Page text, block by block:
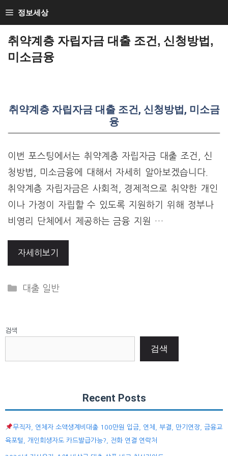
Skip
to
content
정보세상
취약계층 자립자금 대출 조건, 신청방법,
미소금융
취약계층 자립자금 대출 조건, 신청방법, 미소금
융
이번 포스팅에서는 취약계층 자립자금 대출 조건, 신
청방법, 미소금융에 대해서 자세히 알아보겠습니다.
취약계층 자립자금은 사회적, 경제적으로 취약한 개인
이나 가정이 자립할 수 있도록 지원하기 위해 정부나
비영리 단체에서 제공하는 금융 지원 …
자세히보기
Categories
대출 일반
검색
검색
Recent Posts
무직자, 연체자 소액생계비대출 100만원 입금, 연체, 부결, 만기연장, 금융교
육포털, 개인회생자도 카드발급가능?, 전화 연결 연락처